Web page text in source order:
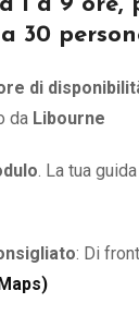
1 a 9
a 30
di
da Libourne
. La tua
: Di
)